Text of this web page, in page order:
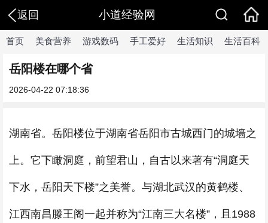
返回 小道经验网
首页 美食营养 游戏数码 手工爱好 生活知识 生活百科
岳阳楼在哪个省
2026-04-22 07:18:36
湖南省。岳阳楼位于湖南省岳阳市古城西门的城墙之
上。它下瞰洞庭，前望君山，自古以来著有“洞庭天
下水，岳阳天下楼”之美誉。与湖北武汉的黄鹤楼、
江西南昌滕王阁一起并称为“江南三大名楼”，且1988